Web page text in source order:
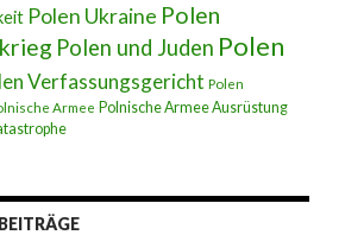
Polen Ukraine Polen
Polen und Juden Polen
Verfassungsgericht Polen
Armee Polnische Armee Ausrüstung